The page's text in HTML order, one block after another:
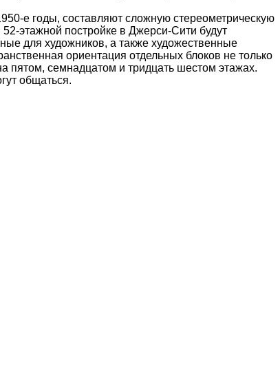
е годы, составляют сложную стереометрическую
этажной постройке в Джерси-Сити будут
для художников, а также художественные
ориентация отдельных блоков не только
пятом, семнадцатом и тридцать шестом этажах.
общаться.